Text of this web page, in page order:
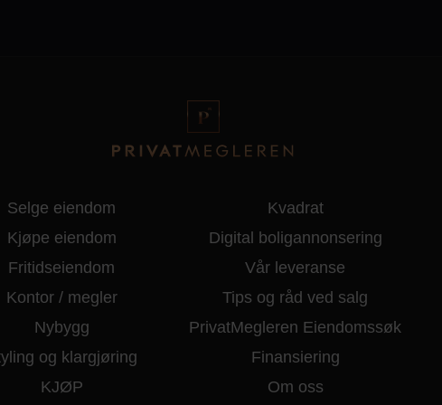
Selge eiendom
Kjøpe eiendom
Fritidseiendom
Kontor / megler
Nybygg
og klargjøring
KJØP
Kvadrat
Digital boligannonsering
Vår leveranse
Tips og råd ved salg
PrivatMegleren Eiendomssøk
Finansiering
Om oss